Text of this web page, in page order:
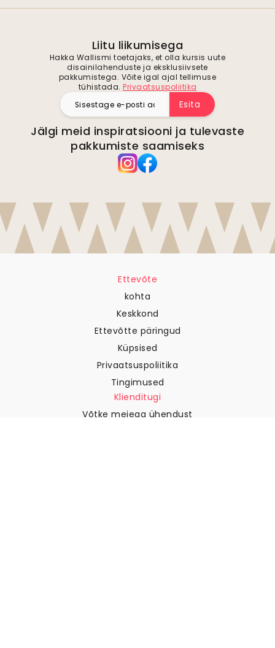
Liitu liikumisega
Hakka Wallismi toetajaks, et olla kursis uute
disainilahenduste ja eksklusiivsete
pakkumistega. Võite igal ajal tellimuse
tühistada. Privaatsuspoliitika
Esita
Jälgi meid inspiratsiooni ja tulevaste
pakkumiste saamiseks
Ettevõte
kohta
Keskkond
Ettevõtte päringud
Küpsised
Privaatsuspoliitika
Tingimused
Klienditugi
Võtke meiega ühendust